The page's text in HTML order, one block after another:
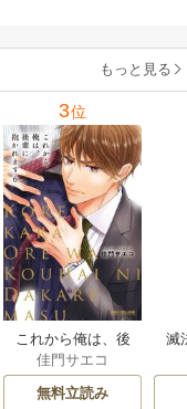
もっと見る
3位
これから俺は、後
輩に抱かれます
佳門サエコ
無料立読み
滅